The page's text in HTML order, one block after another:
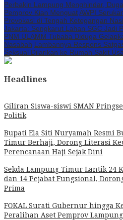
Perbakin Lampung Menghindar,
Pemprov Kian MenguatAWPI
Provokasi di Tengah Ketegangan
Jakarta: Sengkarut Lahan SGC Jadi
PNM ULAMM Tubaba Diduga
Nasabah Lambannya Respons
Seksual Dilarikan ke Rumah Sakit
Headlines
Giliran Siswa-siswi SMAN
Politik
Bupati Ela Siti Nuryamah Resmi
Timur Berhaji, Dorong Literasi
Perencanaan Haji Sejak Dini
Sekda Lampung Timur Lantik 24
dan 14 Pejabat Fungsional,
Prima
FOKAL Surati Gubernur hingga
Peralihan Aset Pemprov